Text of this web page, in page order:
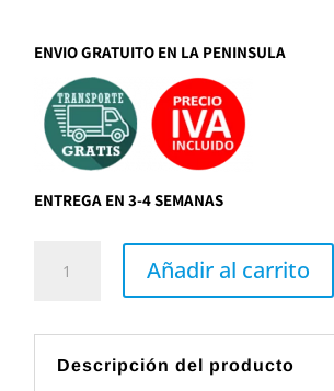
ENVIO GRATUITO EN LA PENINSULA
ENTREGA EN 3-4 SEMANAS
ducha
monomando
INCOOL
black
EterNice
Añadir al carrito
Descripción del producto